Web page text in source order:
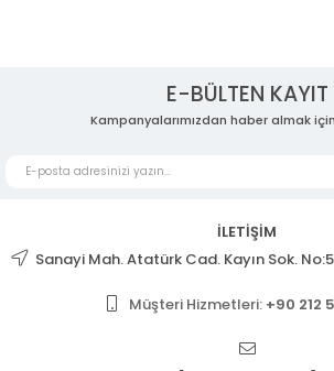
E-BÜLTEN KAYIT
Kampanyalarımızdan haber almak
İLETİŞİM
Sanayi Mah. Atatürk Cad. Kayın Sok.
Müşteri Hizmetleri: +90 212